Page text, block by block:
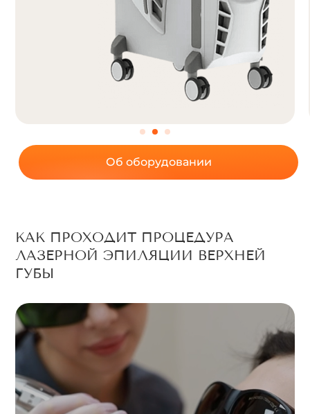
Об оборудовании
КАК ПРОХОДИТ ПРОЦЕДУРА
ЛАЗЕРНОЙ ЭПИЛЯЦИИ ВЕРХНЕЙ
ГУБЫ